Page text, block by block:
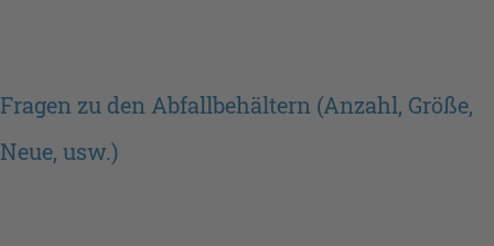
Fragen zu den Abfallbehältern (Anzahl, Größe,
Neue, usw.)